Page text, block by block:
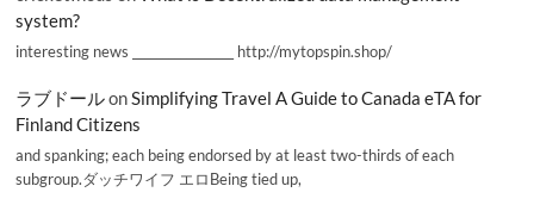
system?
interesting news _________________ http://mytopspin.shop/
ラブドールonSimplifying Travel A Guide to Canada eTA for
Finland Citizens
and spanking; each being endorsed by at least two-thirds of each
subgroup.ダッチワイフ エロBeing tied up,